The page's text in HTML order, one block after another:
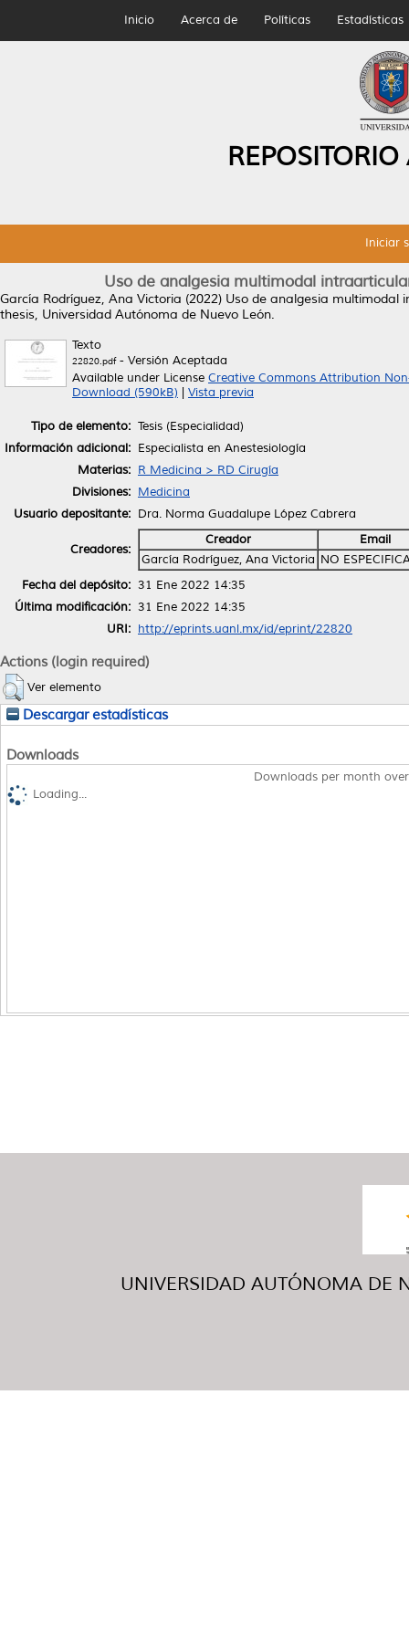
Inicio Acerca de Políticas Estadísticas
Iniciar
Uso de analgesia multimodal
García Rodríguez, Ana Victoria (2022) Uso de analgesia multimodal
thesis, Universidad Autónoma de Nuevo León.
Texto
22820.pdf- Versión Aceptada
Available under License Creative Commons Attribution
Download (590kB)
Vista previa
Tipo de elemento: Tesis (Especialidad)
Información adicional: Especialista en Anestesiología
Materias: R Medicina > RD Cirugía
Divisiones: Medicina
Usuario depositante: Dra. Norma Guadalupe López Cabrera
Creadores:
Creador
Email
García Rodríguez, Ana Victoria NO
Fecha del depósito: 31 Ene 2022 14:35
Última modificación: 31 Ene 2022 14:35
URI: http://eprints.uanl.mx/id/eprint/22820
Actions (login required)
Ver elemento
Descargar estadísticas
Downloads
Downloads per month
Loading...
UNIVERSIDAD AUTÓNOMA DE